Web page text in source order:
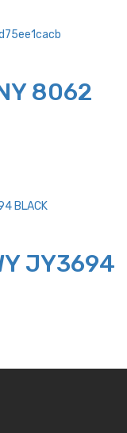
8062
JY3694